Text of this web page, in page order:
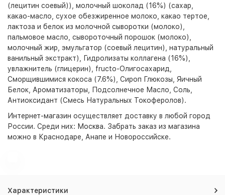
(лецитин соевый)), молочный шоколад (16%) (сахар,
какао-масло, сухое обезжиренное молоко, какао тертое,
лактоза и белок из молочной сыворотки (молоко),
пальмовое масло, сывороточный порошок (молоко),
молочный жир, эмульгатор (соевый лецитин), натуральный
ванильный экстракт), Гидролизаты коллагена (16%),
увлажнитель (глицерин), fructo-Олигосахарид,
Сморщившимися кокоса (7.6%), Сироп Глюкозы, Яичный
Белок, Ароматизаторы, Подсолнечное Масло, Соль,
Антиоксидант (Смесь Натуральных Токоферолов).
Интернет-магазин осуществляет доставку в любой город
России. Среди них: Москва. Забрать заказ из магазина
можно в Краснодаре, Анапе и Новороссийске.
Характеристики